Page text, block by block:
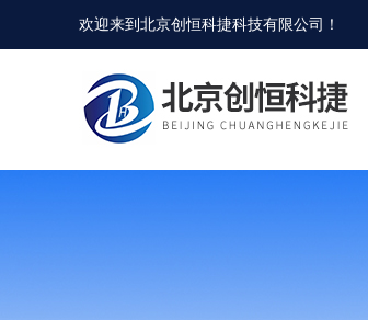
欢迎来到北京创恒科捷科技有限公司 ！